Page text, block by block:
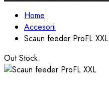
Home
Accesorii
Scaun feeder ProFL XXL
Out Stock